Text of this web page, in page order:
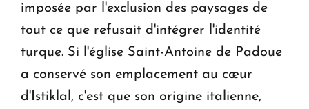
imposée par l'exclusion des paysages de
tout ce que refusait d'intégrer l'identité
turque. Si l'église Saint-Antoine de Padoue
a conservé son emplacement au cœur
d'Istiklal, c'est que son origine italienne,